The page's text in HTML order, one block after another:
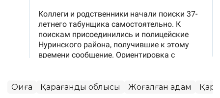
Оқиға Қарағанды облысы Жоғалған адам